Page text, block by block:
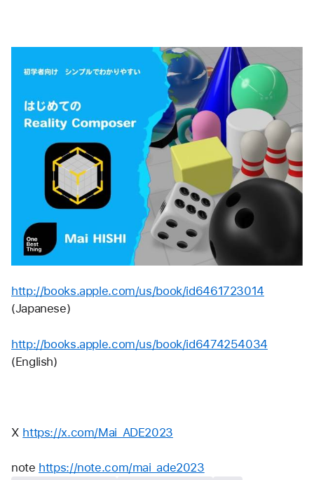
http://books.apple.com/us/book/id6461723014
(Japanese)
http://books.apple.com/us/book/id6474254034
(English)
X https://x.com/Mai_ADE2023
note https://note.com/mai_ade2023